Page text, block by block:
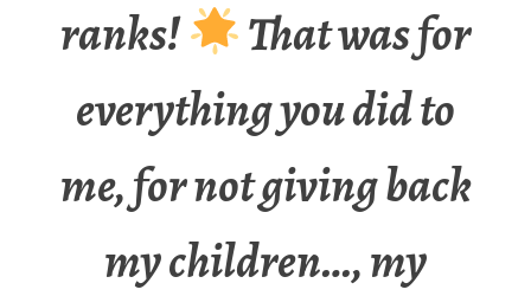
ranks!
That was for
everything you did to
me, for not giving back
my children…, my